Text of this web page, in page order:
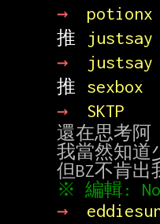
→
推
→
推
→
還在思考阿
我當然知道
→